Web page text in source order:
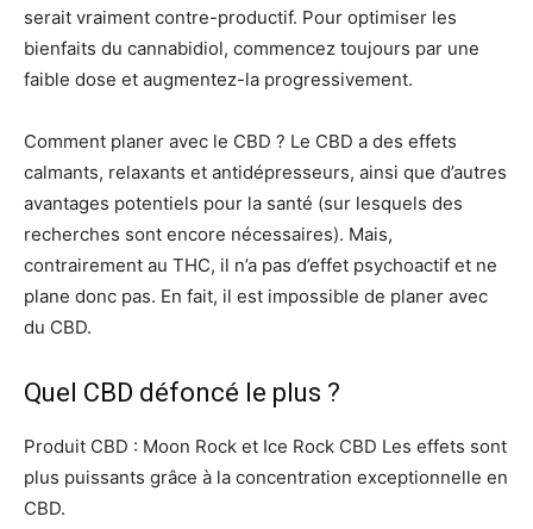
serait vraiment contre-productif. Pour optimiser les
bienfaits du cannabidiol, commencez toujours par une
faible dose et augmentez-la progressivement.
Comment planer avec le CBD ? Le CBD a des effets
calmants, relaxants et antidépresseurs, ainsi que d’autres
avantages potentiels pour la santé (sur lesquels des
recherches sont encore nécessaires). Mais,
contrairement au THC, il n’a pas d’effet psychoactif et ne
plane donc pas. En fait, il est impossible de planer avec
du CBD.
Quel CBD défoncé le plus ?
Produit CBD : Moon Rock et Ice Rock CBD Les effets sont
plus puissants grâce à la concentration exceptionnelle en
CBD.